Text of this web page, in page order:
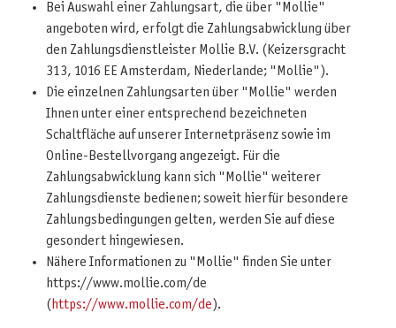
Bei Auswahl einer Zahlungsart, die über "Mollie"
angeboten wird, erfolgt die Zahlungsabwicklung über
den Zahlungsdienstleister Mollie B.V. (Keizersgracht
313, 1016 EE Amsterdam, Niederlande; "Mollie").
Die einzelnen Zahlungsarten über "Mollie" werden
Ihnen unter einer entsprechend bezeichneten
Schaltfläche auf unserer Internetpräsenz sowie im
Online-Bestellvorgang angezeigt. Für die
Zahlungsabwicklung kann sich "Mollie" weiterer
Zahlungsdienste bedienen; soweit hierfür besondere
Zahlungsbedingungen gelten, werden Sie auf diese
gesondert hingewiesen.
Nähere Informationen zu "Mollie" finden Sie unter
https://www.mollie.com/de
( https://www.mollie.com/de ).